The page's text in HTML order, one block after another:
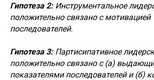
Гипотеза 2: Инструментальное
положительно связано с мотивацией
последователей.
Гипотеза 3: Партисипативное
положительно связано с (а)
показателями последователей и (б)